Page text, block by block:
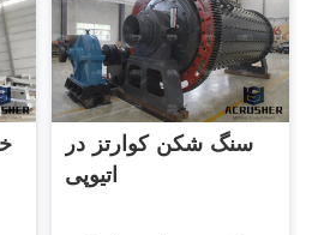
سنگ شکن کوارتز در
اتیوپی